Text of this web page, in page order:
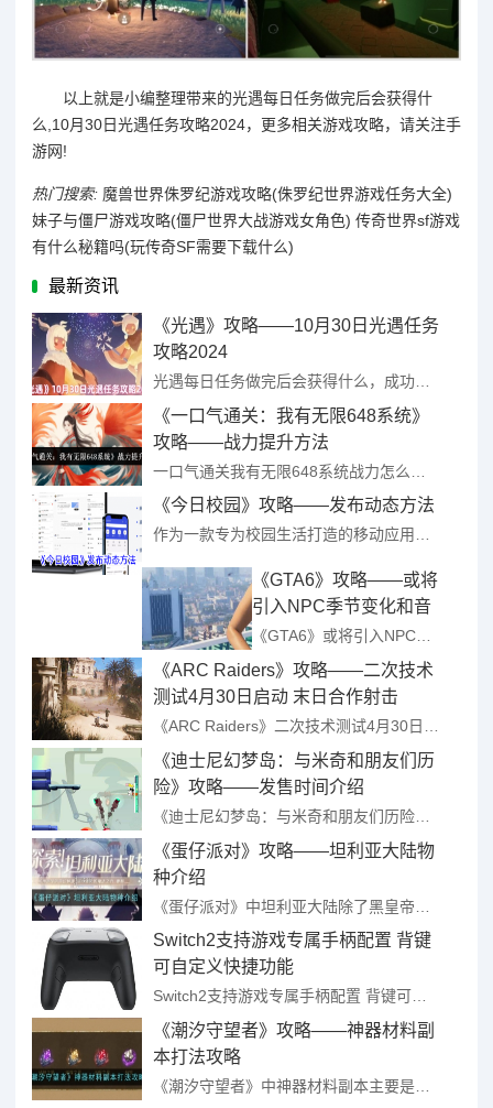
以上就是小编整理带来的光遇每日任务做完后会获得什
么,10月30日光遇任务攻略2024，更多相关游戏攻略，请关注手
游网!
热门搜索: 魔兽世界侏罗纪游戏攻略(侏罗纪世界游戏任务大全)
妹子与僵尸游戏攻略(僵尸世界大战游戏女角色) 传奇世界sf游戏
有什么秘籍吗(玩传奇SF需要下载什么)
最新资讯
《光遇》攻略——10月30日光遇任务
攻略2024
《一口气通关：我有无限648系统》
攻略——战力提升方法
《今日校园》攻略——发布动态方法
作为一款专为校园生活打造的移动应用，“今日校园”凭借其丰富的功能和便捷的操作，成为了广大师生们分享生活、交流思想的热门平台。那么，如何在“今日校园”上发布动态，与同学们分享你的精彩瞬间呢？下面，就让我 ...
《GTA6》攻略——或将
引入NPC季节变化和音
乐会元素
《GTA6》或将引入NPC季节变化和音乐会元素 ...
《ARC Raiders》攻略——二次技术
测试4月30日启动 末日合作射击
《迪士尼幻梦岛：与米奇和朋友们历
险》攻略——发售时间介绍
《蛋仔派对》攻略——坦利亚大陆物
种介绍
Switch2支持游戏专属手柄配置 背键
可自定义快捷功能
Switch2支持游戏专属手柄配置 背键可自定义快捷功能 ...
《潮汐守望者》攻略——神器材料副
本打法攻略
《潮汐守望者》中神器材料副本主要是提供神器升级和打造所需的材料，玩家们需要通关主线战役H2-12即可开启，参与能够获得陨星以及稀有资源，接下来小编就为大家带来具体的打法攻略，有需要的伙伴们可以自行查看 ...